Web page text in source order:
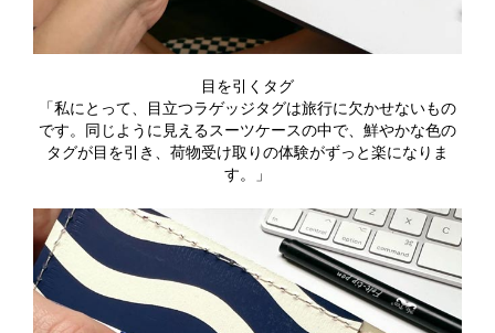
目を引くタグ
「私にとって、目立つラゲッジタグは旅行に欠かせないもの
です。同じように見えるスーツケースの中で、鮮やかな色の
タグが目を引き、荷物受け取りの体験がずっと楽になりま
す。」